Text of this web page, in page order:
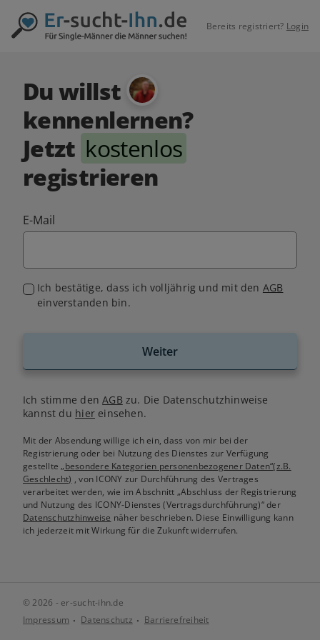
Bereits registriert? Login
Du willst
kennenlernen?
Jetzt kostenlos
registrieren
E-Mail
Ich bestätige, dass ich volljährig und mit den AGB
einverstanden bin.
Weiter
Ich stimme denAGB zu. Die Datenschutzhinweise
kannst du hiereinsehen.
Mit der Absendung willige ich ein, dass von mir bei der
Registrierung oder bei Nutzung des Dienstes zur Verfügung
gestellte„besondere Kategorien personenbezogener Daten“(z.B.
Geschlecht) , von ICONY zur Durchführung des Vertrages
verarbeitet werden, wie im Abschnitt „Abschluss der Registrierung
und Nutzung des ICONY-Dienstes (Vertragsdurchführung)“ der
Datenschutzhinweise näher beschrieben. Diese Einwilligung kann
ich jederzeit mit Wirkung für die Zukunft widerrufen.
© 2026 - er-sucht-ihn.de
Impressum
Datenschutz Barrierefreiheit